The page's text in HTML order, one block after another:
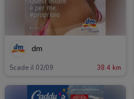
dm
Scade il 02/09 38.4 km